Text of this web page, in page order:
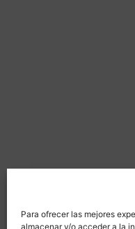
Para ofrecer las mejores
almacenar y/o acceder a la